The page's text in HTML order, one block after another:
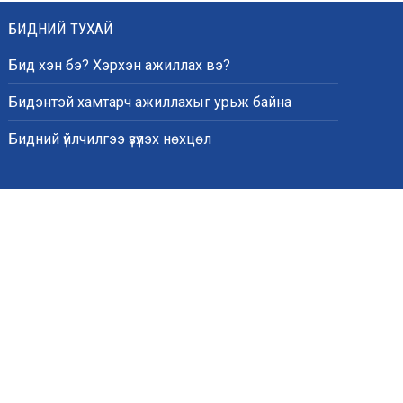
БИДНИЙ ТУХАЙ
Бид хэн бэ? Хэрхэн ажиллах вэ?
Бидэнтэй хамтарч ажиллахыг урьж байна
Бидний үйлчилгээ үзүүлэх нөхцөл